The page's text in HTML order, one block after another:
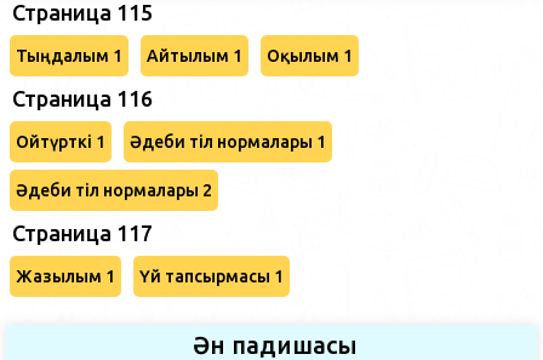
Страница 115
Тыңдалым 1 Айтылым 1 Оқылым 1
Страница 116
Ойтүрткі 1 Әдеби тіл нормалары 1
Әдеби тіл нормалары 2
Страница 117
Жазылым 1 Үй тапсырмасы 1
Ән падишасы